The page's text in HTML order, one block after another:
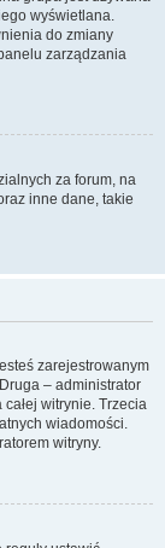
wyświetlana.
do zmiany
zarządzania
za forum, na
inne dane, takie
zarejestrowanym
– administrator
całej witrynie. Trzecia
wiadomości.
witryny.